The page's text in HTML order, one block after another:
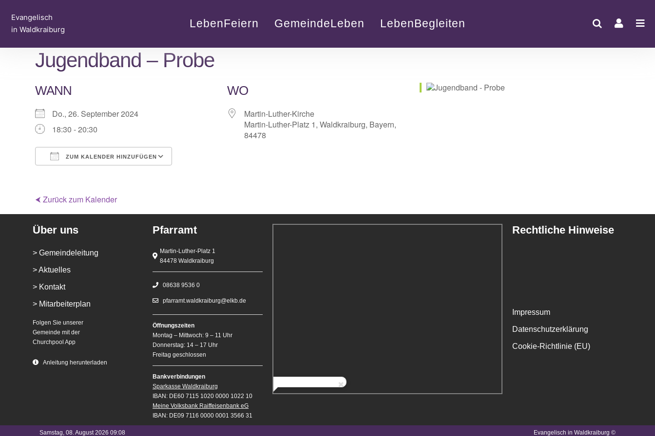
Inhalt
springen
Evangelisch
in Waldkraiburg
LebenFeiern GemeindeLeben LebenBegleiten
Jugendband – Probe
WANN
Do., 26. September 2024
18:30 - 20:30
ZUM KALENDER HINZUFÜGEN
WO
Martin-Luther-Kirche
Martin-Luther-Platz 1, Waldkraiburg, Bayern,
84478
⮜ Zurück zum Kalender
Über uns
> Gemeindeleitung
> Aktuelles
> Kontakt
> Mitarbeiterplan
Folgen Sie unserer
Gemeinde mit der
Churchpool App
Anleitung herunterladen
Pfarramt
Martin-Luther-Platz 1
84478 Waldkraiburg
08638 9536 0
pfarramt.waldkraiburg@elkb.de
Öffnungszeiten
Montag – Mittwoch: 9 – 11 Uhr
Donnerstag: 14 – 17 Uhr
Freitag geschlossen
Bankverbindungen
Sparkasse Waldkraiburg
IBAN: DE60 7115 1020 0000 1022 10
Meine Volksbank Raiffeisenbank eG
IBAN: DE09 7116 0000 0001 3566 31
Rechtliche Hinweise
Impressum
Datenschutzerklärung
Cookie-Richtlinie (EU)
Samstag, 08. August 2026 09:08 Evangelisch in Waldkraiburg ©